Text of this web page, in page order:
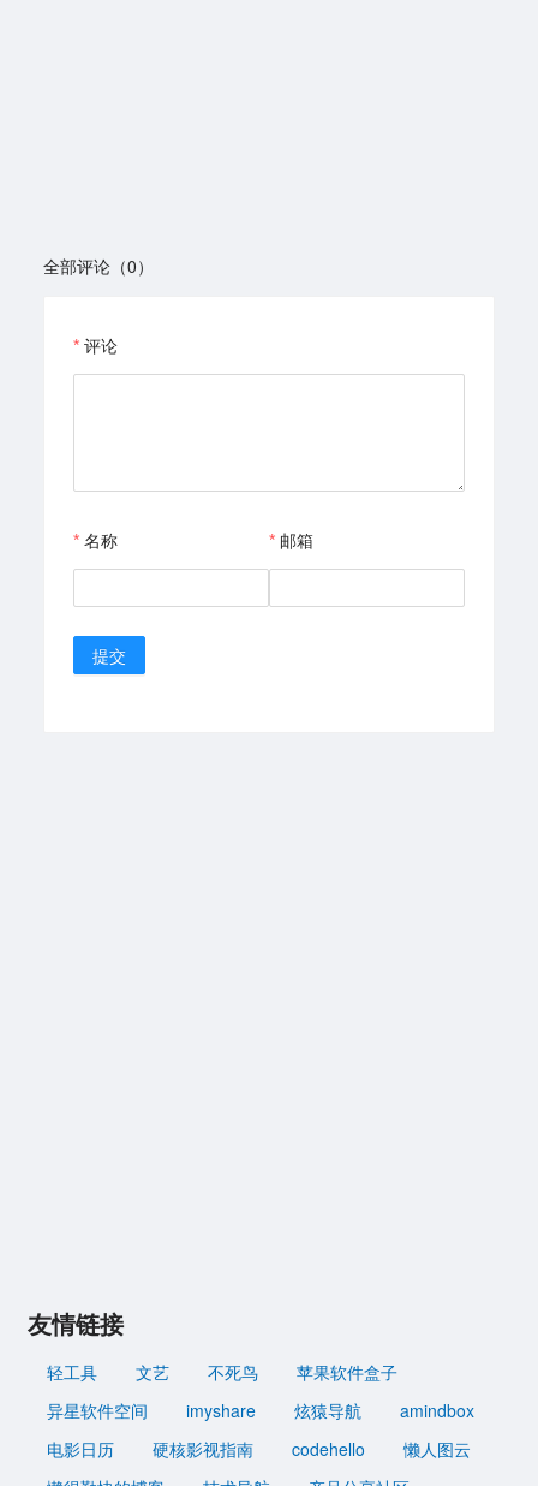
全部评论（0）
评论
名称 邮箱
提交
友情链接
轻工具 文艺 不死鸟
苹果软件盒子
异星软件空间
imyshare 炫猿导航
amindbox
电影日历
硬核影视指南 codehello
懒人图云